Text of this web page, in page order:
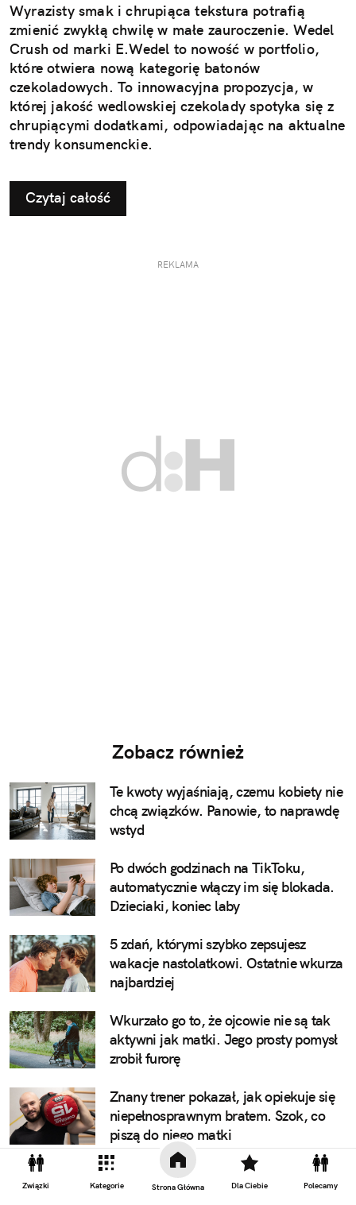
Związki Kategorie Strona Główna Dla Ciebie Polecamy
Wyrazisty smak i chrupiąca tekstura potrafią
zmienić zwykłą chwilę w małe zauroczenie. Wedel
Crush od marki E.Wedel to nowość w portfolio,
które otwiera nową kategorię batonów
czekoladowych. To innowacyjna propozycja, w
której jakość wedlowskiej czekolady spotyka się z
chrupiącymi dodatkami, odpowiadając na aktualne
trendy konsumenckie.
Czytaj całość
REKLAMA
Zobacz również
Te kwoty wyjaśniają, czemu kobiety nie
chcą związków. Panowie, to naprawdę
wstyd
Po dwóch godzinach na TikToku,
automatycznie włączy im się blokada.
Dzieciaki, koniec laby
5 zdań, którymi szybko zepsujesz
wakacje nastolatkowi. Ostatnie wkurza
najbardziej
Wkurzało go to, że ojcowie nie są tak
aktywni jak matki. Jego prosty pomysł
zrobił furorę
Znany trener pokazał, jak opiekuje się
niepełnosprawnym bratem. Szok, co
piszą do niego matki